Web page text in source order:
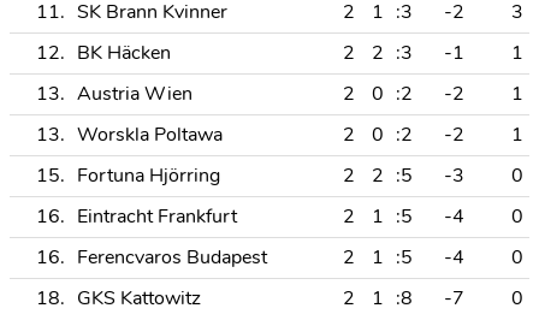
11. SK Brann Kvinner 2 1 :3 -2
3
12. BK Häcken 2 2 :3 -1
1
13. Austria Wien 2 0 :2 -2
1
13. Worskla Poltawa 2 0 :2 -2
1
15. Fortuna Hjörring 2 2 :5 -3
0
16. Eintracht Frankfurt 2 1 :5 -4
0
16. Ferencvaros Budapest 2 1 :5 -4
0
18. GKS Kattowitz 2 1 :8 -7 0